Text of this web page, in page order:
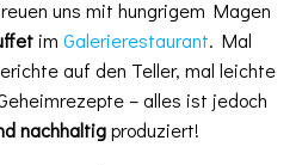
uns mit hungrigem Magen
im Galerierestaurant. Mal
auf den Teller, mal leichte
– alles ist jedoch
nachhaltigproduziert!